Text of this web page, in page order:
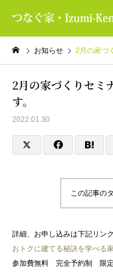
お知らせ 2月の家づ
2月の家づくりセミ
す。
2022.01.30
この記事の
詳細、お申し込みは下記リンク
おトクに建てる秘訣を学べる
参加費無料 完全予約制 限